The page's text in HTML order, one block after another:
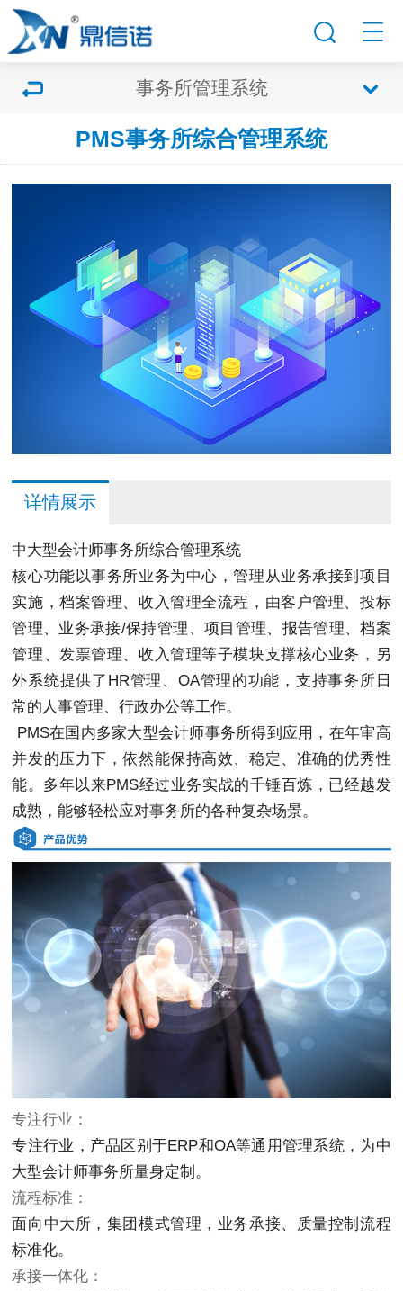
事务所管理系统
PMS事务所综合管理系统
详情展示
中大型会计师事务所综合管理系统
核心功能以事务所业务为中心，管理从业务承接到项目
实施，档案管理、收入管理全流程，由客户管理、投标
管理、业务承接/保持管理、项目管理、报告管理、档案
管理、发票管理、收入管理等子模块支撑核心业务，另
外系统提供了HR管理、OA管理的功能，支持事务所日
常的人事管理、行政办公等工作。
PMS在国内多家大型会计师事务所得到应用，在年审高
并发的压力下，依然能保持高效、稳定、准确的优秀性
能。多年以来PMS经过业务实战的千锤百炼，已经越发
成熟，能够轻松应对事务所的各种复杂场景。
专注行业：
专注行业，产品区别于ERP和OA等通用管理系统，为中
大型会计师事务所量身定制。
流程标准：
面向中大所，集团模式管理，业务承接、质量控制流程
标准化。
承接一体化：